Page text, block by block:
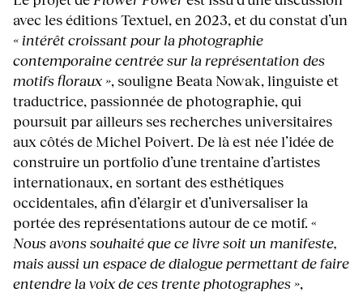
avec les éditions Textuel, en 2023, et du constat d’un
« intérêt croissant pour la photographie
contemporaine centrée sur la représentation des
motifs floraux », souligne Beata Nowak, linguiste et
traductrice, passionnée de photographie, qui
poursuit par ailleurs ses recherches universitaires
aux côtés de Michel Poivert. De là est née l’idée de
construire un portfolio d’une trentaine d’artistes
internationaux, en sortant des esthétiques
occidentales, afin d’élargir et d’universaliser la
portée des représentations autour de ce motif. «
Nous avons souhaité que ce livre soit un manifeste,
mais aussi un espace de dialogue permettant de faire
entendre la voix de ces trente photographes »,